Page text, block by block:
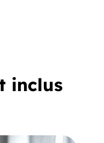
inclus